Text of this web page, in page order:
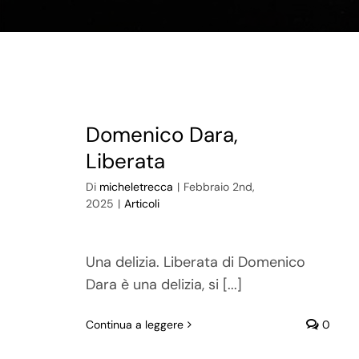
Domenico Dara,
Liberata
Di micheletrecca | Febbraio 2nd,
2025 | Articoli
Una delizia. Liberata di Domenico
Dara è una delizia, si [...]
Continua a leggere 0